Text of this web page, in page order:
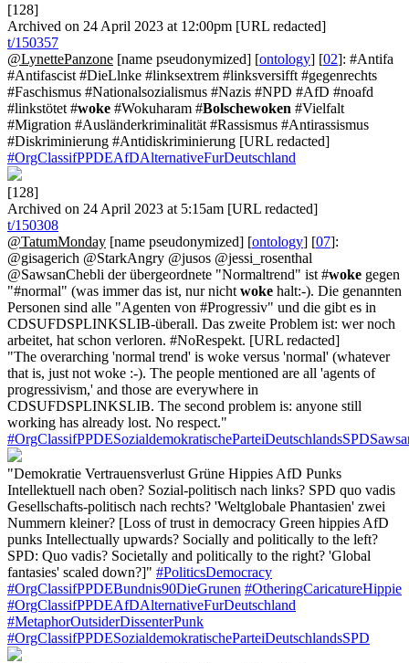
[128]
Archived on 24 April 2023 at 12:00pm [URL redacted]
t/150357
@LynettePanzone [name pseudonymized] [ontology] [02]: #Antifa
#Antifascist #DieLlnke #linksextrem #linksversifft #gegenrechts
#Faschismus #Nationalsozialismus #Nazis #NPD #AfD #noafd
#linkstötet #woke #Wokuharam #Bolschewoken #Vielfalt
#Migration #Ausländerkriminalität #Rassismus #Antirassismus
#Diskriminierung #Antidiskriminierung [URL redacted]
#OrgClassifPPDEAfDAlternativeFurDeutschland
[128]
Archived on 24 April 2023 at 5:15am [URL redacted]
t/150308
@TatumMonday [name pseudonymized] [ontology] [07]:
@gisagerich @StarkAngry @jusos @jessi_rosenthal
@SawsanChebli der übergeordnete "Normaltrend" ist #woke gegen
"#normal" (was immer das ist, nur nicht woke halt:-). Die genannten
Personen sind alle "Agenten von #Progressiv" und die gibt es in
CDSUFDSPLINKSLIB-überall. Das zweite Problem ist: wer noch
arbeitet, hat schon verloren. #NoRespekt. [URL redacted]
"The overarching 'normal trend' is woke versus 'normal' (whatever
that is, just not woke :-). The people mentioned are all 'agents of
progressivism,' and those are everywhere in
CDSUFDSPLINKSLIB. The second problem is: anyone still
working has already lost. No respect."
"Demokratie Vertrauensverlust Grüne Hippies AfD Punks
Intellektuell nach oben? Sozial-politisch nach links? SPD quo vadis
Gesellschafts-politisch nach rechts? 'Weltglobale Phantasien' zwei
Nummern kleiner? [Loss of trust in democracy Green hippies AfD
punks Intellectually upwards? Socially and politically to the left?
SPD: Quo vadis? Societally and politically to the right? 'Global
fantasies' scaled down?]" #PoliticsDemocracy
#OrgClassifPPDEBundnis90DieGrunen #OtheringCaricatureHippie
#OrgClassifPPDEAfDAlternativeFurDeutschland
#MetaphorOutsiderDissenterPunk
#OrgClassifPPDESozialdemokratischeParteiDeutschlandsSPD